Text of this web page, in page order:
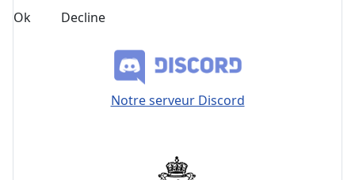
Notre serveur Discord
Ok Decline